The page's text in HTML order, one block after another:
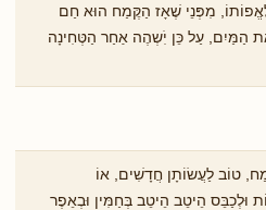
מִפְּנֵי שֶׁאָז הַקֶּמַח הוּא חַם
הַמַּיִם, עַל כֵּן יִֹשְהֶה אַחַר הַטְּחִינָה
טוֹב לַעֲשׂוֹתָן חֲדָשִׁים, אוֹ
וּלְכַבֵּס הֵיטֵב הֵיטֵב בְּחַמִּין וּבְאֵפֶר